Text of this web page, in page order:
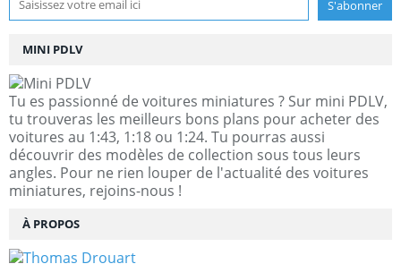
MINI PDLV
Tu es passionné de voitures miniatures ? Sur mini PDLV,
tu trouveras les meilleurs bons plans pour acheter des
voitures au 1:43, 1:18 ou 1:24. Tu pourras aussi
découvrir des modèles de collection sous tous leurs
angles. Pour ne rien louper de l'actualité des voitures
miniatures, rejoins-nous !
À PROPOS